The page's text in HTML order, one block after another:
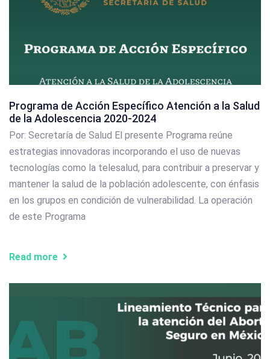
Programa de Acción Específico Atención a la Salud
de la Adolescencia 2020-2024
Por: Secretaría de Salud El presente Programa reúne
estrategias innovadoras incorporando el uso de nuevas
tecnologías como la telesalud, para contribuir a preservar y
mantener la salud de la población adolescente, con énfasis
en los grupos en condición de vulnerabilidad. La operación
de este Programa
Read more